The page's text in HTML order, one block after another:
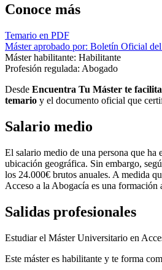
Conoce más
Temario en PDF
Máster aprobado por: Boletín Oficial
Máster habilitante: Habilitante
Profesión regulada: Abogado
Desde Encuentra Tu Máster te
temario y el documento oficial que
Salario medio
El salario medio de una persona que
ubicación geográfica. Sin embargo,
los 24.000€ brutos anuales. A medida
Acceso a la Abogacía es una formación
Salidas profesionales
Estudiar el Máster Universitario en
Este máster es habilitante y te forma